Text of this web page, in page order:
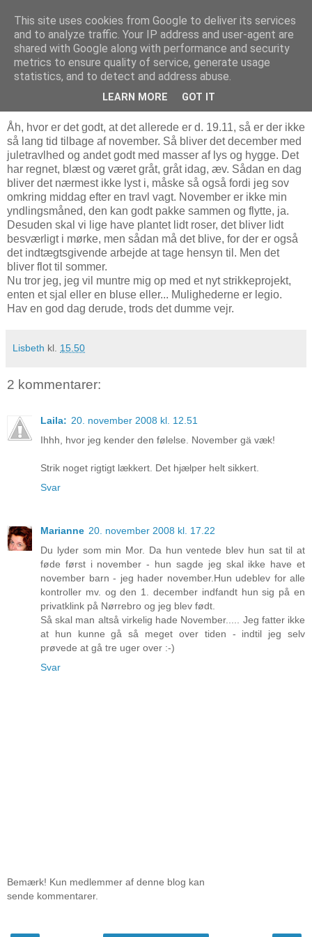
Troldesofie
onsdag den 19. november 2008
Novemberblues
Åh, hvor er det godt, at det allerede er d. 19.11, så er der ikke
så lang tid tilbage af november. Så bliver det december med
juletravlhed og andet godt med masser af lys og hygge. Det
har regnet, blæst og været gråt, gråt idag, æv. Sådan en dag
bliver det nærmest ikke lyst i, måske så også fordi jeg sov
omkring middag efter en travl vagt. November er ikke min
yndlingsmåned, den kan godt pakke sammen og flytte, ja.
Desuden skal vi lige have plantet lidt roser, det bliver lidt
besværligt i mørke, men sådan må det blive, for der er også
det indtægtsgivende arbejde at tage hensyn til. Men det
bliver flot til sommer.
Nu tror jeg, jeg vil muntre mig op med et nyt strikkeprojekt,
enten et sjal eller en bluse eller... Mulighederne er legio.
Hav en god dag derude, trods det dumme vejr.
Lisbeth kl. 15.50
2 kommentarer:
Laila: 20. november 2008 kl. 12.51
Ihhh, hvor jeg kender den følelse. November gä væk!
Strik noget rigtigt lækkert. Det hjælper helt sikkert.
Svar
Marianne 20. november 2008 kl. 17.22
Du lyder som min Mor. Da hun ventede blev hun sat til at
føde først i november - hun sagde jeg skal ikke have et
november barn - jeg hader november.Hun udeblev for alle
kontroller mv. og den 1. december indfandt hun sig på en
privatklink på Nørrebro og jeg blev født.
Så skal man altså virkelig hade November..... Jeg fatter ikke
at hun kunne gå så meget over tiden - indtil jeg selv
prøvede at gå tre uger over :-)
Svar
Bemærk! Kun medlemmer af denne blog kan
sende kommentarer.
This site uses cookies from Google to deliver its services
and to analyze traffic. Your IP address and user-agent are
shared with Google along with performance and security
metrics to ensure quality of service, generate usage
statistics, and to detect and address abuse.
LEARN MORE GOT IT